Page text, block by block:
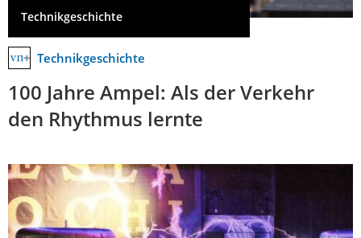
Technikgeschichte
Technikgeschichte
100 Jahre Ampel: Als der Verkehr
den Rhythmus lernte